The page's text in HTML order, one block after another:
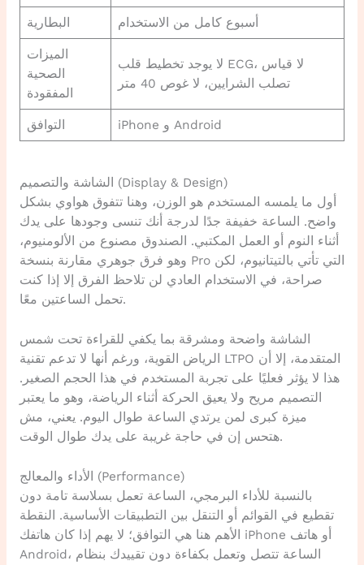
البطارية أسبوع كامل من الاستخدام
الميزات
الصحية
المفقودة
لا يوجد تخطيط قلب ECG، لا قياس
تصلب الشرايين، لا غوص 40 متر
التوافق iPhone و Android
الشاشة والتصميم (Display & Design)
أول ما يلمسه المستخدم هو الوزن، وهنا تتفوق هواوي بشكل
واضح. الساعة خفيفة جدًا لدرجة أنك تنسى وجودها على يدك
أثناء النوم أو العمل المكتبي. الصندوق مصنوع من الألومنيوم،
وهو فرق جوهري مقارنة بنسخة Pro التي تأتي بالتيتانيوم، لكن
صراحة، في الاستخدام العادي لن تلاحظ الفرق إلا إذا كنت
تحمل الساعتين معًا.
الشاشة واضحة ومشرقة بما يكفي للقراءة تحت شمس
الرياض القوية، ورغم أنها لا تدعم تقنية LTPO المتقدمة، إلا أن
هذا لا يؤثر فعليًا على تجربة المستخدم في هذا الحجم الصغير.
التصميم مريح ولا يعيق الحركة أثناء الرياضة، وهو ما يعتبر
ميزة كبرى لمن يرتدي الساعة طوال اليوم. يعني، مش
هتحس إن في حاجة غريبة على يدك طوال الوقت.
الأداء والمعالج (Performance)
بالنسبة للأداء البرمجي، الساعة تعمل بسلاسة تامة دون
تقطيع في القوائم أو التنقل بين التطبيقات الأساسية. النقطة
الأهم هنا هي التوافق؛ لا يهم إذا كان هاتفك iPhone أو هاتف
Android، الساعة تتصل وتعمل بكفاءة دون تقييدك بنظام